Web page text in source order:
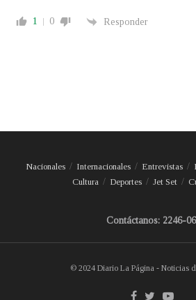
1 0 Responder
Nacionales Internacionales Entrevistas
Cultura
Deportes Jet Set
Contáctanos: 2246-
© 2024 Diario La Página - Noticias